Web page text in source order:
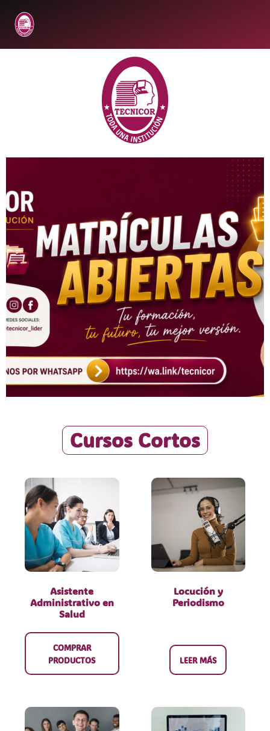
Cursos Cortos
Asistente
Administrativo en
Salud
COMPRAR
PRODUCTOS
Locución y
Periodismo
LEER MÁS